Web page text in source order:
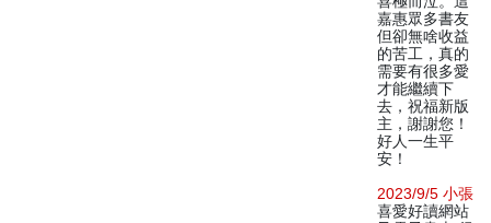
嘉惠眾多書友
但卻無啥收益
的苦工，真的
需要有很多愛
才能繼續下
去，祝福新版
主，謝謝您！
好人一生平
安！
2023/9/5 小張
喜愛好讀網站